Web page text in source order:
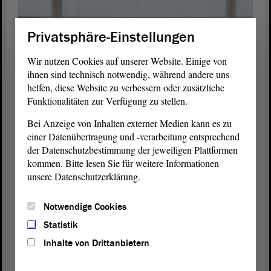
1/5
Eindrücke vom Forum der Generationen. Foto: Stefanie
Ergebnisse der Arbeitsgruppe „Digitalisierung“
Ein stärkeres Miteinander zwischen den Generationen haben die
gemeinsames Ziel für die Zukunft herausgearbeitet. Dort, wo die
traditionellen Familienverbünde nicht mehr so wirkten wie früher,
Privatsphäre-Einstellungen
Wir nutzen Cookies auf unserer Website. Einige von
ihnen sind technisch notwendig, während andere uns
helfen, diese Website zu verbessern oder zusätzliche
Funktionalitäten zur Verfügung zu stellen.
Bei Anzeige von Inhalten externer Medien kann es zu
einer Datenübertragung und -verarbeitung entsprechend
der Datenschutzbestimmung der jeweiligen Plattformen
kommen. Bitte lesen Sie für weitere Informationen
unsere Datenschutzerklärung.
Notwendige Cookies
Statistik
Inhalte von Drittanbietern